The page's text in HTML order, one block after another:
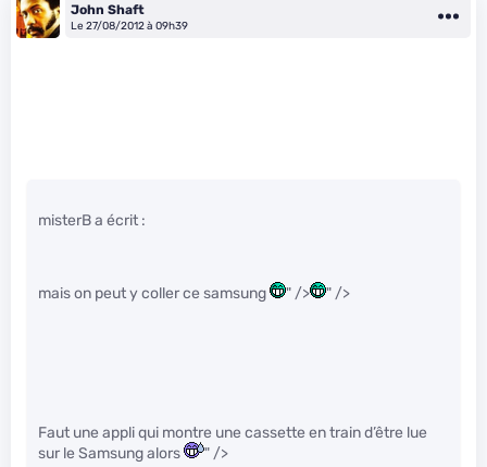
John Shaft
Le 27/08/2012 à 09h39
misterB a écrit :
mais on peut y coller ce samsung " /> " />
Faut une appli qui montre une cassette en train d’être lue
sur le Samsung alors
" />